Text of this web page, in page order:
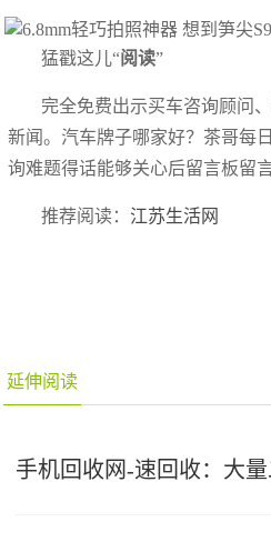
猛戳这儿“阅读”
完全免费出示买车咨询顾问
新闻。汽车牌子哪家好？茶哥每
询难题得话能够关心后留言板留
推荐阅读： 江苏生活网
延伸阅读
手机回收网-速回收：大量